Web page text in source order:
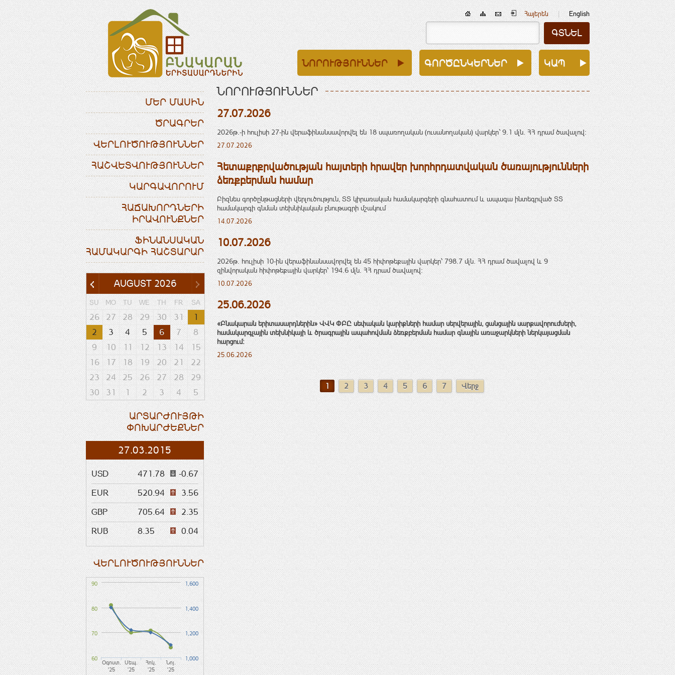
Հայերեն | English
ՆՈՐՈՒԹՅՈՒՆՆԵՐ ԳՈՐԾԸՆԿԵՐՆԵՐ ԿԱՊ
ՄԵՐ ՄԱՍԻՆ
ԾՐԱԳՐԵՐ
ՎԵՐԼՈՒԾՈՒԹՅՈՒՆՆԵՐ
ՀԱՇՎԵՏՎՈՒԹՅՈՒՆՆԵՐ
ԿԱՐԳԱՎՈՐՈՒՄ
ՀԱՃԱԽՈՐԴՆԵՐԻ
ԻՐԱՎՈՒՆՔՆԵՐ
ՖԻՆԱՆՍԱԿԱՆ
ՀԱՄԱԿԱՐԳԻ ՀԱՇՏԱՐԱՐ
AUGUST 2026
SU MO TU WE TH FR SA
26 27 28 29 30 31
1
2
3 4 5 6 7
8
9
10 11 12 13 14
15
16
17 18 19 20 21
22
23
24 25 26 27 28
29
30
31 1 2 3 4 5
ԱՐՏԱՐԺՈՒՅԹԻ
ՓՈԽԱՐԺԵՔՆԵՐ
27.03.2015
USD 471.78
-0.67
EUR
520.94
3.56
GBP
705.64
2.35
RUB
8.35 0.04
ՎԵՐԼՈՒԾՈՒԹՅՈՒՆՆԵՐ
Օգոստ.
'25
Սեպ.
'25
Հոկ.
'25
Նոյ.
'25
60
70
80
90
1,000
1,200
1,400
1,600
ՆՈՐՈՒԹՅՈՒՆՆԵՐ
27.07.2026
2026թ.-ի հուլիսի 27-ին վերաֆինանսավորվել են 18 սպառողական (ուսանողական) վարկեր` 9․1 մլն. ՀՀ դրամ ծավալով:
27.07.2026
Հետաքրքրվածության հայտերի հրավեր խորհրդատվական ծառայությունների
ձեռքբերման համար
Բիզնես գործընթացների վերլուծություն, ՏՏ կիրառական համակարգերի գնահատում և ապագա ինտեգրված ՏՏ
համակարգի գնման տեխնիկական բնութագրի մշակում
14.07.2026
10.07.2026
2026թ. հուլիսի 10-ին վերաֆինանսավորվել են 45 հիփոթեքային վարկեր՝ 798․7 մլն. ՀՀ դրամ ծավալով և 9
զինվորական հիփոթեքային վարկեր՝ 194․6 մլն. ՀՀ դրամ ծավալով:
10.07.2026
25.06.2026
«Բնակարան երիտասարդներին» ՎՎԿ ՓԲԸ սեփական կարիքների համար սերվերային,ցանցային սարքավորումների,
համակարգչային տեխնիկայիև ծրագրային ապահովման ձեռքբերմանհամար գնային առաջարկների ներկայացման
հարցում:
25.06.2026
1 2 3 4 5 6 7 Վերջ